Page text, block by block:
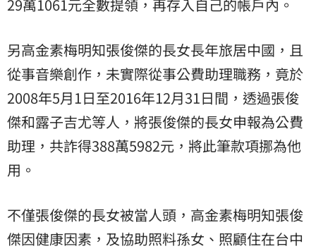
29萬1061元全數提領，再存入自己的帳戶內。
另高金素梅明知張俊傑的長女長年旅居中國，且
從事音樂創作，未實際從事公費助理職務，竟於
2008年5月1日至2016年12月31日間，透過張俊
傑和露子吉尤等人，將張俊傑的長女申報為公費
助理，共詐得388萬5982元，將此筆款項挪為他
用。
不僅張俊傑的長女被當人頭，高金素梅明知張俊
傑因健康因素，及協助照料孫女、照顧住在台中